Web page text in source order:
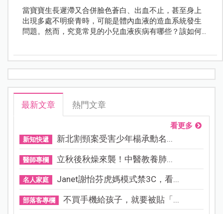
當寶寶生長遲滯又合併臉色蒼白、出血不止，甚至身上
出現多處不明瘀青時，可能是體內血液的造血系統發生
問題。然而，究竟常見的小兒血液疾病有哪些？該如何
最新文章 熱門文章
看更多
新知快遞 新北割頸案受害少年楊承勳名...
醫師專欄 立秋後秋燥來襲！中醫教養肺...
名人家庭 Janet謝怡芬虎媽模式禁3C，看...
部落客專欄 不買手機給孩子，就要被貼「...